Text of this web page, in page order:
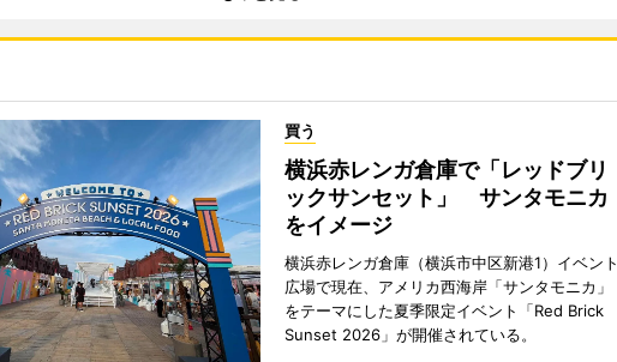
買う
横浜赤レンガ倉庫で「レッドブリ
ックサンセット」 サンタモニカ
をイメージ
横浜赤レンガ倉庫（横浜市中区新港1）イベント
広場で現在、アメリカ西海岸「サンタモニカ」
をテーマにした夏季限定イベント「Red Brick
Sunset 2026」が開催されている。